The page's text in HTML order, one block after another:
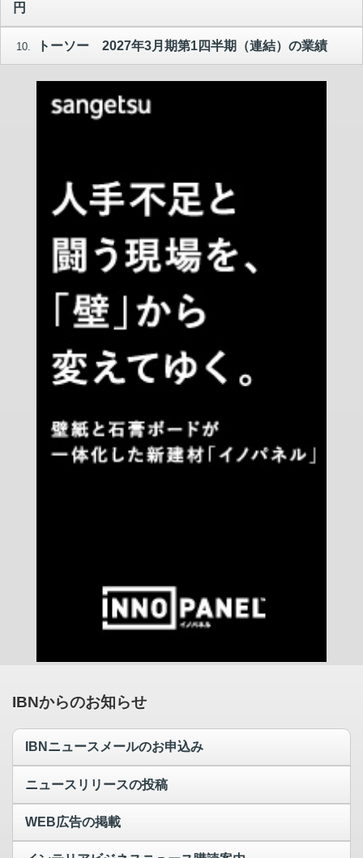
円
10. トーソー 2027年3月期第1四半期（連結）の業績
IBNからのお知らせ
IBNニュースメールのお申込み
ニュースリリースの投稿
WEB広告の掲載